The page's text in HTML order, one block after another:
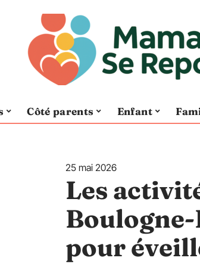
Côté parents Enfant
25 mai 2026
Les
pour